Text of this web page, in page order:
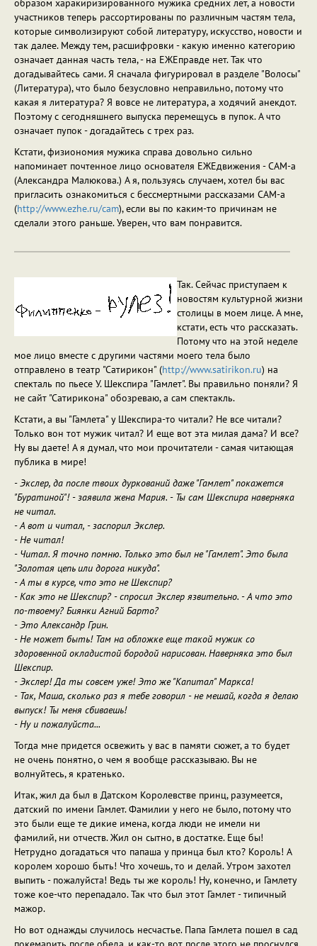
образом харакиризированного мужика средних лет, а новости
участников теперь рассортированы по различным частям тела,
которые символизируют собой литературу, искусство, новости и
так далее. Между тем, расшифровки - какую именно категорию
означает данная часть тела, - на ЕЖЕправде нет. Так что
догадывайтесь сами. Я сначала фигурировал в разделе "Волосы"
(Литература), что было безусловно неправильно, потому что
какая я литература? Я вовсе не литература, а ходячий анекдот.
Поэтому с сегодняшнего выпуска перемещусь в пупок. А что
означает пупок - догадайтесь с трех раз.
Кстати, физиономия мужика справа довольно сильно
напоминает почтенное лицо основателя ЕЖЕдвижения - САМ-а
(Александра Малюкова.) А я, пользуясь случаем, хотел бы вас
пригласить ознакомиться с бессмертными рассказами САМ-а
(http://www.ezhe.ru/cam), если вы по каким-то причинам не
сделали этого раньше. Уверен, что вам понравится.
Так. Сейчас приступаем к
новостям культурной жизни
столицы в моем лице. А мне,
кстати, есть что рассказать.
Потому что на этой неделе
мое лицо вместе с другими частями моего тела было
отправлено в театр "Сатирикон" (http://www.satirikon.ru) на
спекталь по пьесе У. Шекспира "Гамлет". Вы правильно поняли? Я
не сайт "Сатирикона" обозреваю, а сам спектакль.
Кстати, а вы "Гамлета" у Шекспира-то читали? Не все читали?
Только вон тот мужик читал? И еще вот эта милая дама? И все?
Ну вы даете! А я думал, что мои прочитатели - самая читающая
публика в мире!
- Экслер, да после твоих дуркований даже "Гамлет" покажется
"Буратиной"! - заявила жена Мария. - Ты сам Шекспира наверняка
не читал.
- А вот и читал, - заспорил Экслер.
- Не читал!
- Читал. Я точно помню. Только это был не "Гамлет". Это была
"Золотая цепь или дорога никуда".
- А ты в курсе, что это не Шекспир?
- Как это не Шекспир? - спросил Экслер язвительно. - А что это
по-твоему? Биянки Агний Барто?
- Это Александр Грин.
- Не может быть! Там на обложке еще такой мужик со
здоровенной окладистой бородой нарисован. Наверняка это был
Шекспир.
- Экслер! Да ты совсем уже! Это же "Капитал" Маркса!
- Так, Маша, сколько раз я тебе говорил - не мешай, когда я делаю
выпуск! Ты меня сбиваешь!
- Ну и пожалуйста...
Тогда мне придется освежить у вас в памяти сюжет, а то будет
не очень понятно, о чем я вообще рассказываю. Вы не
волнуйтесь, я кратенько.
Итак, жил да был в Датском Королевстве принц, разумеется,
датский по имени Гамлет. Фамилии у него не было, потому что
это были еще те дикие имена, когда люди не имели ни
фамилий, ни отчеств. Жил он сытно, в достатке. Еще бы!
Нетрудно догадаться что папаша у принца был кто? Король! А
королем хорошо быть! Что хочешь, то и делай. Утром захотел
выпить - пожалуйста! Ведь ты же король! Ну, конечно, и Гамлету
тоже кое-что перепадало. Так что был этот Гамлет - типичный
мажор.
Но вот однажды случилось несчастье. Папа Гамлета пошел в сад